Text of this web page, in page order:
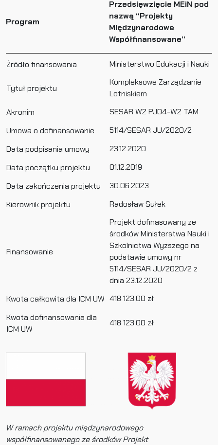
Program
Przedsięwzięcie MEiN pod
nazwą “Projekty
Międzynarodowe
Współfinansowane”
Źródło finansowania Ministerstwo Edukacji i Nauki
Tytuł projektu
Kompleksowe Zarządzanie
Lotniskiem
Akronim
SESAR W2 PJ04-W2 TAM
Umowa o dofinansowanie
5114/SESAR JU/2020/2
Data podpisania umowy
23.12.2020
Data początku projektu
01.12.2019
Data zakończenia projektu
30.06.2023
Kierownik projektu
Radosław Sułek
Finansowanie
Projekt dofinasowany ze
środków Ministerstwa Nauki i
Szkolnictwa Wyższego na
podstawie umowy nr
5114/SESAR JU/2020/2 z
dnia 23.12.2020
Kwota całkowita dla ICM UW 418 123,00 zł
Kwota dofinansowania dla
ICM UW
418 123,00 zł
W ramach projektu międzynarodowego
współfinansowanego ze środków Projekt